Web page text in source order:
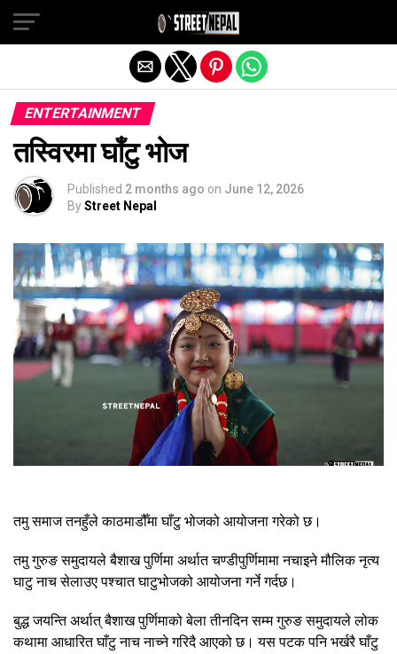
ENTERTAINMENT
तस्विरमा घाँटु भोज
Published 2 months ago on June 12, 2026
ByStreet Nepal
तमु समाज तनहुँले काठमाडौँमा घाँटु भोजको आयोजना गरेको छ।
तमु गुरुङ समुदायले बैशाख पुर्णिमा अर्थात चण्डीपुर्णिमामा नचाइने मौलिक नृत्य
घाटु नाच सेलाउए पश्चात घाटुभोजको आयोजना गर्ने गर्दछ।
बुद्ध जयन्ति अर्थात् बैशाख पुर्णिमाको बेला तीनदिन सम्म गुरुङ समुदायले लोक
कथामा आधारित घाँटु नाच नाच्ने गरिदै आएको छ। यस पटक पनि भर्खरै घाँटु
Exit mobile version